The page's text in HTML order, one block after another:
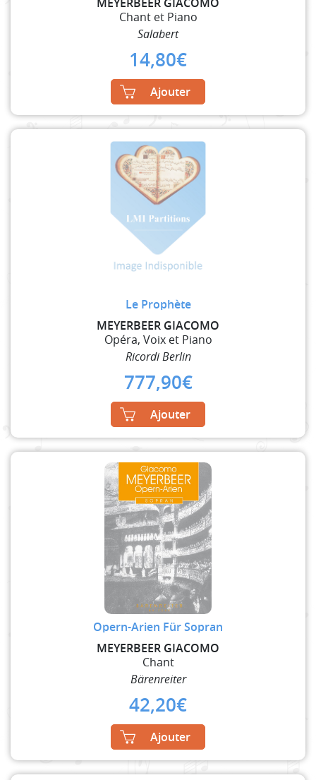
Chant et Piano
Salabert
14,80€
Ajouter
Le Prophète
MEYERBEER GIACOMO
Opéra, Voix et Piano
Ricordi Berlin
777,90€
Ajouter
Opern-Arien Für Sopran
MEYERBEER GIACOMO
Chant
Bärenreiter
42,20€
Ajouter